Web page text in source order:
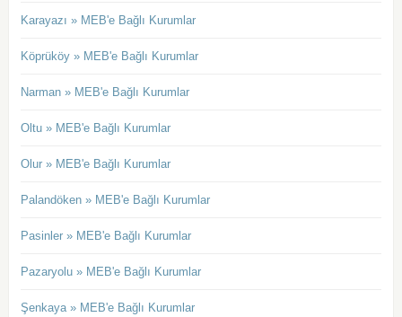
Karayazı » MEB'e Bağlı Kurumlar
Köprüköy » MEB'e Bağlı Kurumlar
Narman » MEB'e Bağlı Kurumlar
Oltu » MEB'e Bağlı Kurumlar
Olur » MEB'e Bağlı Kurumlar
Palandöken » MEB'e Bağlı Kurumlar
Pasinler » MEB'e Bağlı Kurumlar
Pazaryolu » MEB'e Bağlı Kurumlar
Şenkaya » MEB'e Bağlı Kurumlar